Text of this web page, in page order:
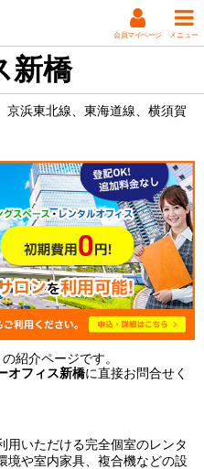
会員マイページ メニュー
新橋
京浜東北線、東海道線、横須賀
の紹介ページです。
オフィス新橋に直接お問合せく
用いただける完全個室のレンタ
境や室内家具、複合機などの設